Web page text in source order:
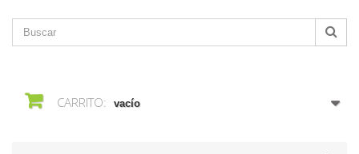
CARRITO: vacío